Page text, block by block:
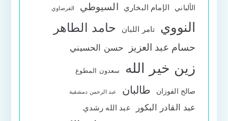
الألباني الإمام البخاري السيوطي القرضاوي
النووي تامر اللبان حامد الطاهر
حسام عبد العزيز حسن الحسيني
زين خير الله سعدون المطوع
صالح الفوزان طالبان عبد الرحمن دمشقية
عبد القادر البكور عبد الله رشدي